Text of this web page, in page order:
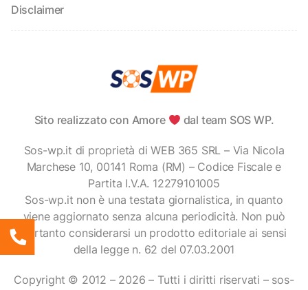
Disclaimer
Sito realizzato con Amore dal team SOS WP.
Sos-wp.it di proprietà di WEB 365 SRL – Via Nicola
Marchese 10, 00141 Roma (RM) – Codice Fiscale e
Partita I.V.A. 12279101005
Sos-wp.it non è una testata giornalistica, in quanto
viene aggiornato senza alcuna periodicità. Non può
pertanto considerarsi un prodotto editoriale ai sensi
della legge n. 62 del 07.03.2001
Copyright © 2012 – 2026 – Tutti i diritti riservati – sos-